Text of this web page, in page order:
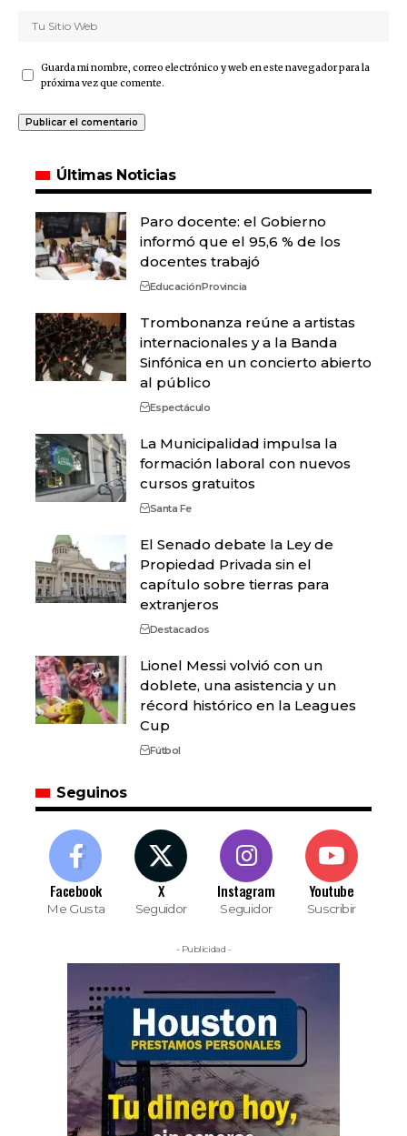
Guarda mi nombre, correo electrónico y web en este navegador para la
próxima vez que comente.
Últimas Noticias
Paro docente: el Gobierno
informó que el 95,6 % de los
docentes trabajó
EducaciónProvincia
Trombonanza reúne a artistas
internacionales y a la Banda
Sinfónica en un concierto abierto
al público
Espectáculo
La Municipalidad impulsa la
formación laboral con nuevos
cursos gratuitos
Santa Fe
El Senado debate la Ley de
Propiedad Privada sin el
capítulo sobre tierras para
extranjeros
Destacados
Lionel Messi volvió con un
doblete, una asistencia y un
récord histórico en la Leagues
Cup
Fútbol
Seguinos
Facebook
Me Gusta
X
Seguidor
Instagram
Seguidor
Youtube
Suscribir
- Publicidad -